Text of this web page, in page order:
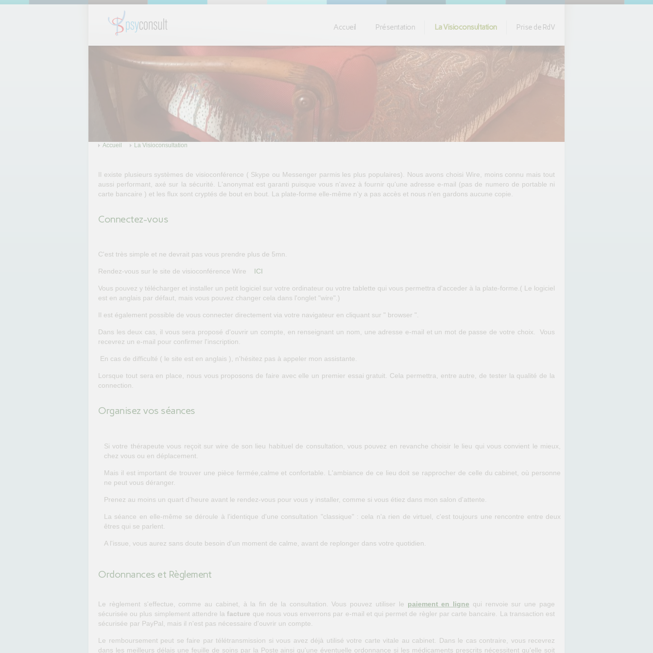
Accueil Présentation La Visioconsultation Prise de RdV
Accueil La Visioconsultation
Il existe plusieurs systèmes de visioconférence ( Skype ou Messenger parmis les plus populaires). Nous avons choisi Wire, moins connu mais tout
aussi performant, axé sur la sécurité. L'anonymat est garanti puisque vous n'avez à fournir qu'une adresse e-mail (pas de numero de portable ni
carte bancaire ) et les flux sont cryptés de bout en bout. La plate-forme elle-même n'y a pas accès et nous n'en gardons aucune copie.
Connectez-vous
C'est très simple et ne devrait pas vous prendre plus de 5mn.
Rendez-vous sur le site de visioconférence Wire ICI
Vous pouvez y télécharger et installer un petit logiciel sur votre ordinateur ou votre tablette qui vous permettra d'acceder à la plate-forme.( Le logiciel
est en anglais par défaut, mais vous pouvez changer cela dans l'onglet "wire".)
Il est également possible de vous connecter directement via votre navigateur en cliquant sur " browser ".
Dans les deux cas, il vous sera proposé d'ouvrir un compte, en renseignant un nom, une adresse e-mail et un mot de passe de votre choix. Vous
recevrez un e-mail pour confirmer l'inscription.
En cas de difficulté ( le site est en anglais ), n'hésitez pas à appeler mon assistante.
Lorsque tout sera en place, nous vous proposons de faire avec elle un premier essai gratuit. Cela permettra, entre autre, de tester la qualité de la
connection.
Organisez vos séances
Si votre thérapeute vous reçoit sur wire de son lieu habituel de consultation, vous pouvez en revanche choisir le lieu qui vous convient le mieux,
chez vous ou en déplacement.
Mais il est important de trouver une pièce fermée,calme et confortable. L'ambiance de ce lieu doit se rapprocher de celle du cabinet, où personne
ne peut vous déranger.
Prenez au moins un quart d'heure avant le rendez-vous pour vous y installer, comme si vous étiez dans mon salon d'attente.
La séance en elle-même se déroule à l'identique d'une consultation "classique" : cela n'a rien de virtuel, c'est toujours une rencontre entre deux
êtres qui se parlent.
A l'issue, vous aurez sans doute besoin d'un moment de calme, avant de replonger dans votre quotidien.
Ordonnances et Règlement
Le règlement s'effectue, comme au cabinet, à la fin de la consultation. Vous pouvez utiliser le paiement en ligne qui renvoie sur une page
sécurisée ou plus simplement attendre lafacture que nous vous enverrons par e-mail et qui permet de règler par carte bancaire. La transaction est
sécurisée par PayPal, mais il n'est pas nécessaire d'ouvrir un compte.
Le remboursement peut se faire par télétransmission si vous avez déjà utilisé votre carte vitale au cabinet. Dans le cas contraire, vous recevrez
dans les meilleurs délais une feuille de soins par la Poste ainsi qu'une éventuelle ordonnance si les médicaments prescrits nécessitent qu'elle soit